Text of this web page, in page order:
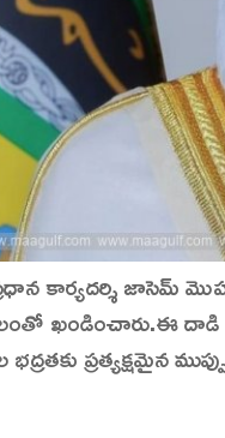
కార్యదర్శి జాసెమ్
ఖండించారు.ఈ
ప్రత్యక్షమైన